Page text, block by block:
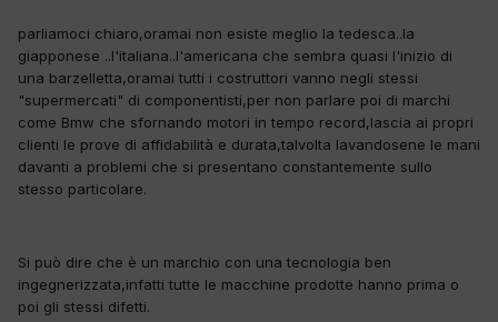
parliamoci chiaro,oramai non esiste meglio la tedesca..la
giapponese ..l'italiana..l'americana che sembra quasi l'inizio di
una barzelletta,oramai tutti i costruttori vanno negli stessi
"supermercati" di componentisti,per non parlare poi di marchi
come Bmw che sfornando motori in tempo record,lascia ai propri
clienti le prove di affidabilità e durata,talvolta lavandosene le mani
davanti a problemi che si presentano constantemente sullo
stesso particolare.
Si può dire che è un marchio con una tecnologia ben
ingegnerizzata,infatti tutte le macchine prodotte hanno prima o
poi gli stessi difetti.